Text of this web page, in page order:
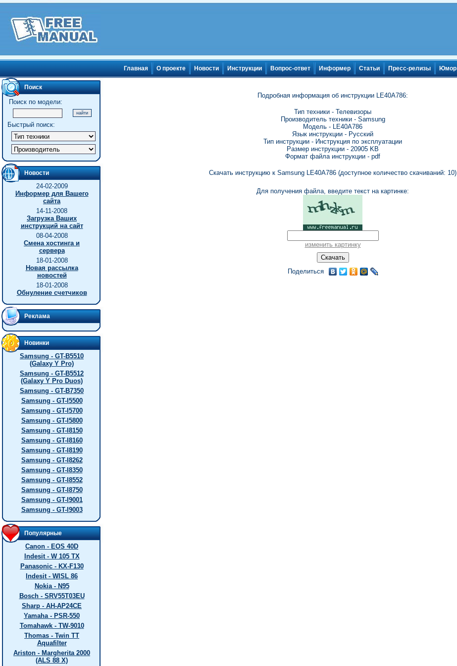
Главная О проекте Новости Инструкции Вопрос-ответ Информер Статьи Пресс-релизы Юмор
Поиск
Поиск по модели:
Быстрый поиск:
Новости
24-02-2009
Информер для Вашего
сайта
14-11-2008
Загрузка Ваших
инструкций на сайт
08-04-2008
Смена хостинга и
сервера
18-01-2008
Новая рассылка
новостей
18-01-2008
Обнуление счетчиков
Реклама
Новинки
Samsung - GT-B5510
(Galaxy Y Pro)
Samsung - GT-B5512
(Galaxy Y Pro Duos)
Samsung - GT-B7350
Samsung - GT-I5500
Samsung - GT-I5700
Samsung - GT-I5800
Samsung - GT-I8150
Samsung - GT-I8160
Samsung - GT-I8190
Samsung - GT-I8262
Samsung - GT-I8350
Samsung - GT-I8552
Samsung - GT-I8750
Samsung - GT-I9001
Samsung - GT-I9003
Популярные
Canon - EOS 40D
Indesit - W 105 TX
Panasonic - KX-F130
Indesit - WISL 86
Nokia - N95
Bosch - SRV55T03EU
Sharp - AH-AP24CE
Yamaha - PSR-550
Tomahawk - TW-9010
Thomas - Twin TT
Aquafilter
Ariston - Margherita 2000
(ALS 88 X)
Подробная информация об инструкции LE40A786:
Тип техники - Телевизоры
Производитель техники - Samsung
Модель - LE40A786
Язык инструкции - Русский
Тип инструкции - Инструкция по эксплуатации
Размер инструкции - 20905 KB
Формат файла инструкции - pdf
Скачать инструкцию к Samsung LE40A786 (доступное количество скачиваний: 10)
Для получения файла, введите текст на картинке:
изменить картинку
Поделиться